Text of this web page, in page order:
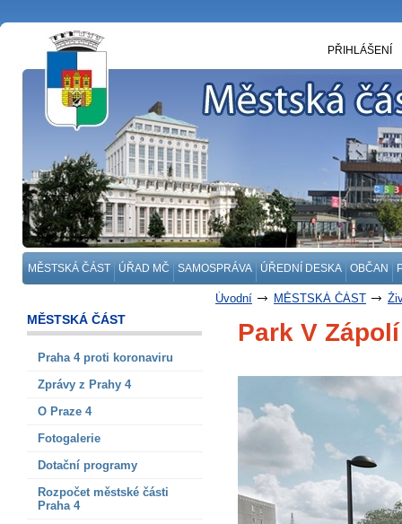
MĚSTSKÁ ČÁST ÚŘAD MČ SAMOSPRÁVA ÚŘEDNÍ DESKA OBČAN
PŘIHLÁŠENÍ
Úvodní MĚSTSKÁ ČÁST
MĚSTSKÁ ČÁST
Praha 4 proti koronaviru
Zprávy z Prahy 4
O Praze 4
Fotogalerie
Dotační programy
Rozpočet městské části
Praha 4
Park V